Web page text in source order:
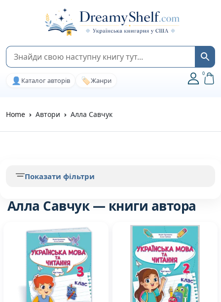
👤 Каталог авторів 🏷️Жанри
0
Home Автори Алла Савчук
Алла Савчук — книги автора
Показати фільтри